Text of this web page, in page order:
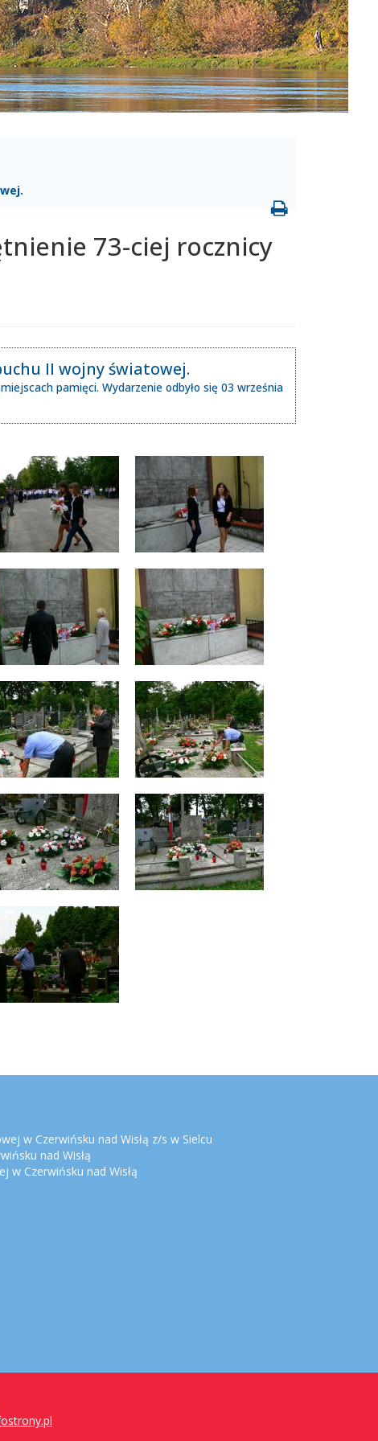
73-ciej rocznicy
II wojny światowej.
pamięci. Wydarzenie odbyło się 03 września
w Czerwińsku nad Wisłą z/s w Sielcu
nad Wisłą
w Czerwińsku nad Wisłą